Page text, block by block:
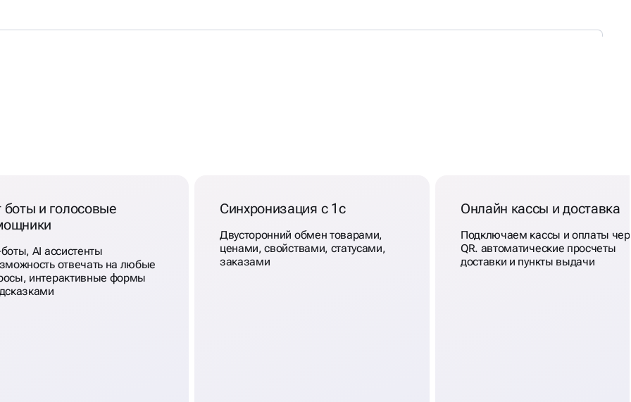
боты и голосовые
AI ассистенты
отвечать на любые
интерактивные формы
Синхронизация с 1с
Двусторонний обмен товарами,
ценами, свойствами, статусами,
заказами
Онлайн кассы и доставка
Подключаем кассы и оплаты
QR. автоматические просчеты
доставки и пункты выдачи